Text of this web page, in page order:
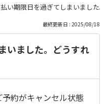
い期限日を過ぎてしまいました
最終更新日 : 2025/08/18
いました。どうすれ
約がキャンセル状態